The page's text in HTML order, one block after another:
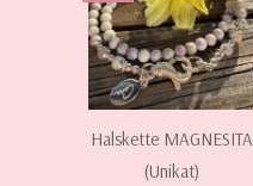
Halskette MAGNESITA
(Unikat)